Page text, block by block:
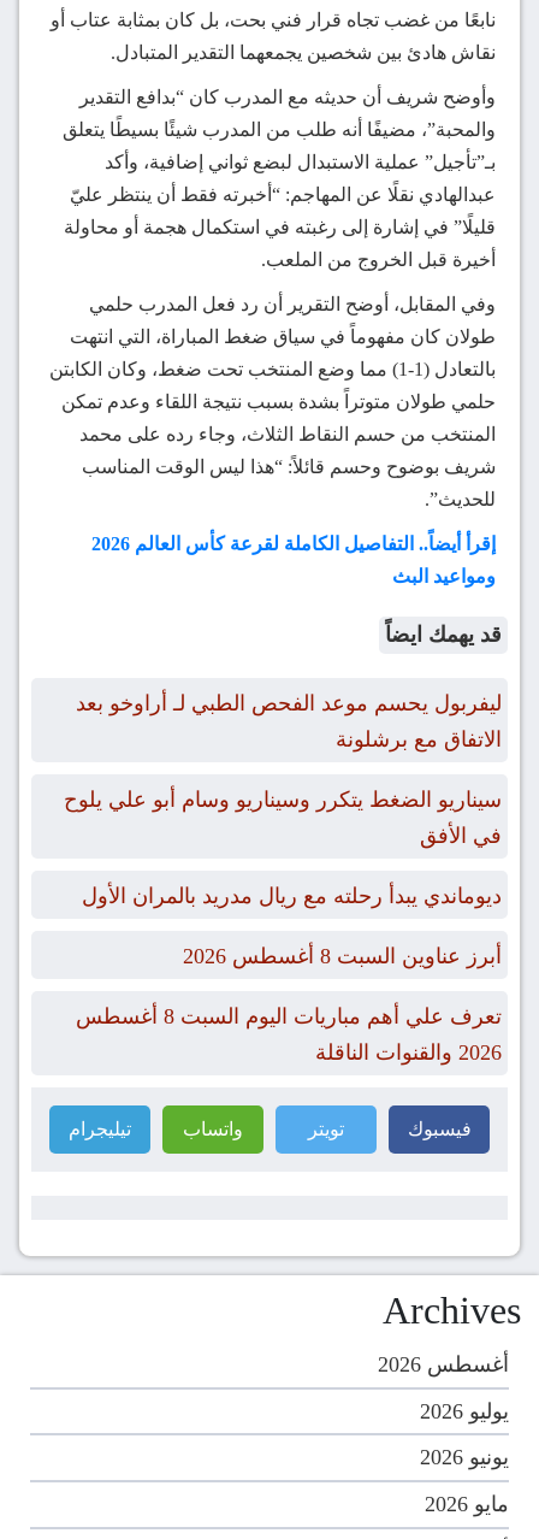
نابعًا من غضب تجاه قرار فني بحت، بل كان بمثابة عتاب أو
نقاش هادئ بين شخصين يجمعهما التقدير المتبادل.
وأوضح شريف أن حديثه مع المدرب كان “بدافع التقدير
والمحبة”، مضيفًا أنه طلب من المدرب شيئًا بسيطًا يتعلق
بـ”تأجيل” عملية الاستبدال لبضع ثواني إضافية، وأكد
عبدالهادي نقلًا عن المهاجم: “أخبرته فقط أن ينتظر عليّ
قليلًا” في إشارة إلى رغبته في استكمال هجمة أو محاولة
أخيرة قبل الخروج من الملعب.
وفي المقابل، أوضح التقرير أن رد فعل المدرب حلمي
طولان كان مفهوماً في سياق ضغط المباراة، التي انتهت
بالتعادل (1-1) مما وضع المنتخب تحت ضغط، وكان الكابتن
حلمي طولان متوتراً بشدة بسبب نتيجة اللقاء وعدم تمكن
المنتخب من حسم النقاط الثلاث، وجاء رده على محمد
شريف بوضوح وحسم قائلاً: “هذا ليس الوقت المناسب
للحديث”.
إقرأ أيضاً.. التفاصيل الكاملة لقرعة كأس العالم 2026
ومواعيد البث
قد يهمك ايضاً
ليفربول يحسم موعد الفحص الطبي لـ أراوخو بعد
الاتفاق مع برشلونة
سيناريو الضغط يتكرر وسيناريو وسام أبو علي يلوح
في الأفق
ديوماندي يبدأ رحلته مع ريال مدريد بالمران الأول
أبرز عناوين السبت 8 أغسطس 2026
تعرف علي أهم مباريات اليوم السبت 8 أغسطس
2026 والقنوات الناقلة
فيسبوك تويتر واتساب تيليجرام
Archives
أغسطس 2026
يوليو 2026
يونيو 2026
مايو 2026